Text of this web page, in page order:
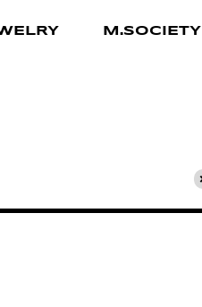
M.SOCIETY